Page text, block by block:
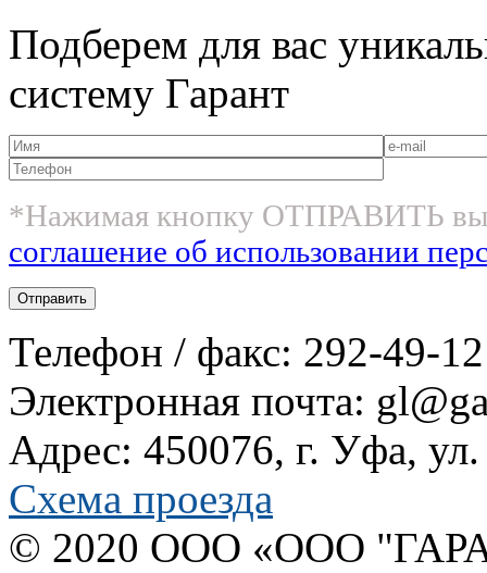
Подберем для вас
систему Гарант
*Нажимая кнопку ОТПРАВИТЬ
соглашение об использовании
Телефон / факс: 292-49-12
Электронная почта:
Адрес: 450076, г. Уфа,
Схема проезда
© 2020 OOO «ООО